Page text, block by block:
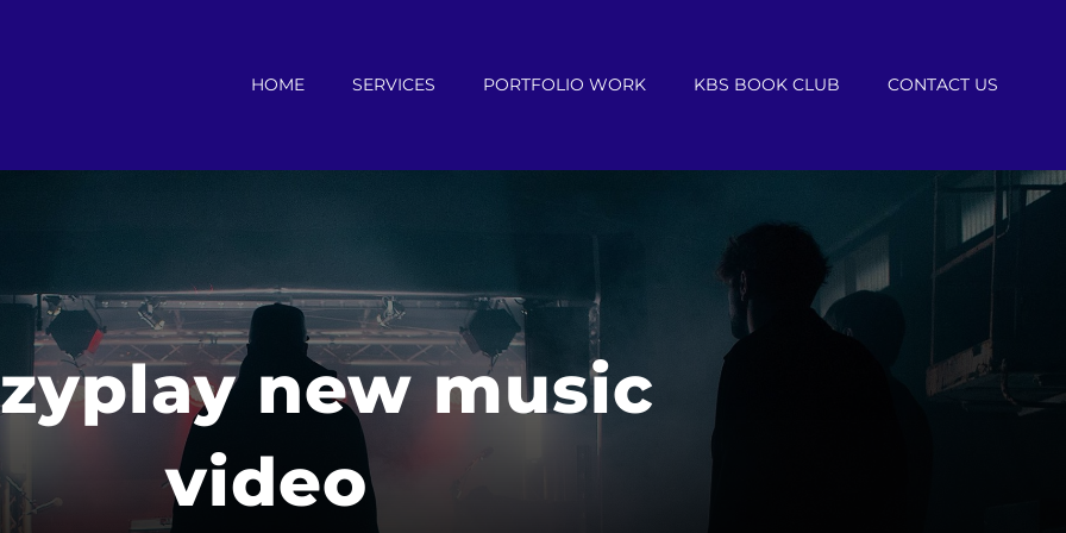
HOME SERVICES PORTFOLIO WORK KBS BOOK CLUB CONTACT US
new music
video